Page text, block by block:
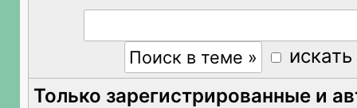
Только зарегистрированные и